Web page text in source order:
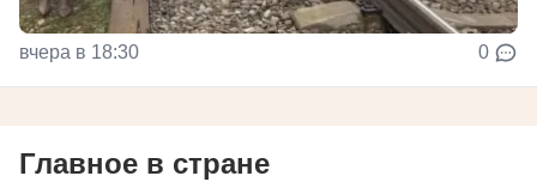
вчера в 18:30 0
Главное в стране